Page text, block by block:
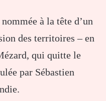
à la tête d’un
des territoires – en
qui quitte le
par Sébastien